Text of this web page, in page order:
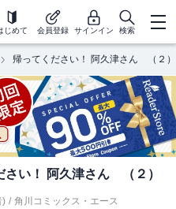
じめて 会員登録 サインイン 検索
帰ってください！ 阿久津さん （２）
さい！ 阿久津さん （２）
) / 角川コミックス・エース